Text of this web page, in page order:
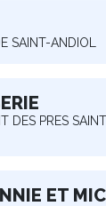
SAINT-ANDIOL
DES PRES
ET